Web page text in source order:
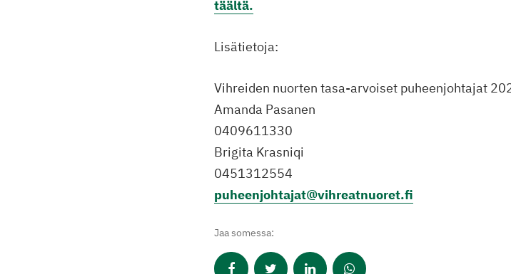
täältä.
Lisätietoja:
Vihreiden nuorten tasa-arvoiset puheenjohtajat
Amanda Pasanen
0409611330
Brigita Krasniqi
0451312554
puheenjohtajat@vihreatnuoret.fi
Jaa somessa: